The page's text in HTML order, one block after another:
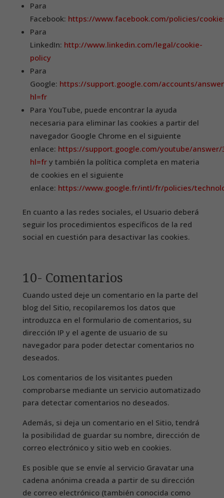
Para
Facebook: https://www.facebook.com/policies/
Para
LinkedIn: http://www.linkedin.com/legal/cookie-
policy
Para
Google: https://support.google.com/accounts/
hl=fr
Para YouTube, puede encontrar la ayuda
necesaria para eliminar las cookies a partir del
navegador Google Chrome en el siguiente
enlace: https://support.google.com/youtube/answer/
hl=fry también la política completa en materia
de cookies en el siguiente
enlace: https://www.google.fr/intl/fr/policies/
En cuanto a las redes sociales, el Usuario deberá
seguir los procedimientos específicos de la red
social en cuestión para desactivar las cookies.
10- Comentarios
Cuando usted deje un comentario en la parte del
blog del Sitio, recopilaremos los datos que
introduzca en el formulario de comentarios, su
dirección IP y el agente de usuario de su
navegador para poder detectar comentarios no
deseados.
Los comentarios de los visitantes pueden
comprobarse mediante un servicio automatizado
para detectar comentarios no deseados.
Además, si deja un comentario en el Sitio, tendrá
la posibilidad de guardar su nombre, dirección de
correo electrónico y sitio web en cookies.
Es posible que se envíe al servicio Gravatar una
cadena anónima creada a partir de su dirección
de correo electrónico (también conocida como